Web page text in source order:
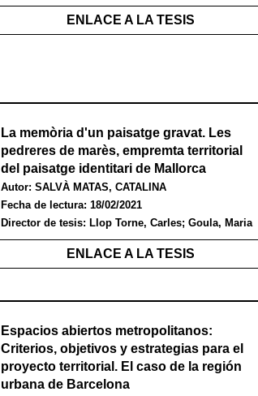
ENLACE A LA TESIS
La memòria d'un paisatge gravat. Les
pedreres de marès, empremta territorial
del paisatge identitari de Mallorca
Autor: SALVÀ MATAS, CATALINA
Fecha de lectura: 18/02/2021
Director de tesis: Llop Torne, Carles; Goula, Maria
ENLACE A LA TESIS
Espacios abiertos metropolitanos:
Criterios, objetivos y estrategias para el
proyecto territorial. El caso de la región
urbana de Barcelona